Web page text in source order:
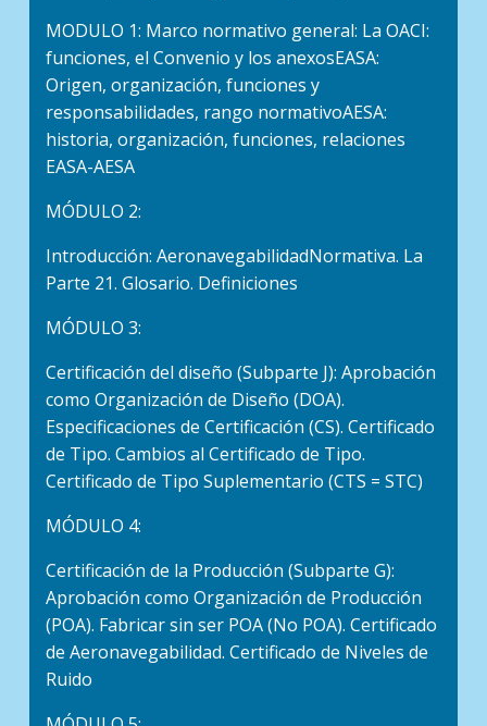
MODULO 1: Marco normativo general: La OACI:
funciones, el Convenio y los anexosEASA:
Origen, organización, funciones y
responsabilidades, rango normativoAESA:
historia, organización, funciones, relaciones
EASA-AESA
MÓDULO 2:
Introducción: AeronavegabilidadNormativa. La
Parte 21. Glosario. Definiciones
MÓDULO 3:
Certificación del diseño (Subparte J): Aprobación
como Organización de Diseño (DOA).
Especificaciones de Certificación (CS). Certificado
de Tipo. Cambios al Certificado de Tipo.
Certificado de Tipo Suplementario (CTS = STC)
MÓDULO 4:
Certificación de la Producción (Subparte G):
Aprobación como Organización de Producción
(POA). Fabricar sin ser POA (No POA). Certificado
de Aeronavegabilidad. Certificado de Niveles de
Ruido